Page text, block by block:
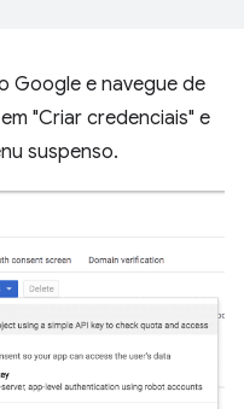
Google e navegue de
"Criar credenciais" e
suspenso.